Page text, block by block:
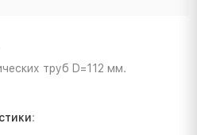
труб D=112 мм.
: